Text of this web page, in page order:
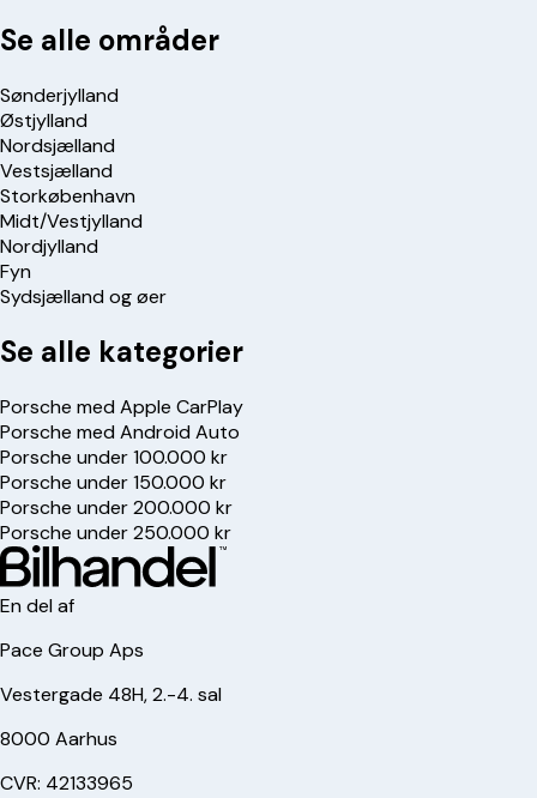
Se alle områder
Sønderjylland
Østjylland
Nordsjælland
Vestsjælland
Storkøbenhavn
Midt/Vestjylland
Nordjylland
Fyn
Sydsjælland og øer
Se alle kategorier
Porsche med Apple CarPlay
Porsche med Android Auto
Porsche under 100.000 kr
Porsche under 150.000 kr
Porsche under 200.000 kr
Porsche under 250.000 kr
En del af
Pace Group Aps
Vestergade 48H, 2.-4. sal
8000 Aarhus
CVR: 42133965